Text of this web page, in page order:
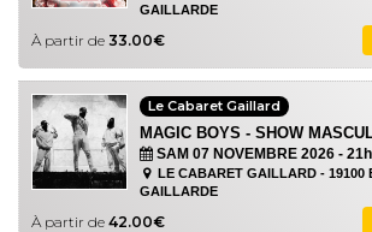
GAILLARDE
À partir de 33.00€
Le Cabaret Gaillard
MAGIC BOYS - SHOW
SAM 07 NOVEMBRE 2026 -
LE CABARET GAILLARD - 19100
GAILLARDE
À partir de 42.00€